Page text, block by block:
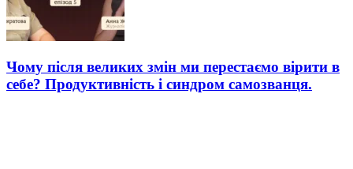
Чому після великих змін ми перестаємо вірити в
себе? Продуктивність і синдром самозванця.